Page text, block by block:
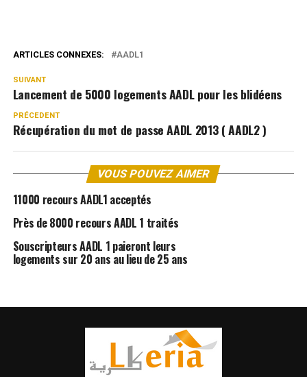
ARTICLES CONNEXES: AADL1
SUIVANT
Lancement de 5000 logements AADL pour les blidéens
PRÉCEDENT
Récupération du mot de passe AADL 2013 ( AADL2 )
VOUS POUVEZ AIMER
11000 recours AADL1 acceptés
Près de 8000 recours AADL 1 traités
Souscripteurs AADL 1 paieront leurs
logements sur 20 ans au lieu de 25 ans